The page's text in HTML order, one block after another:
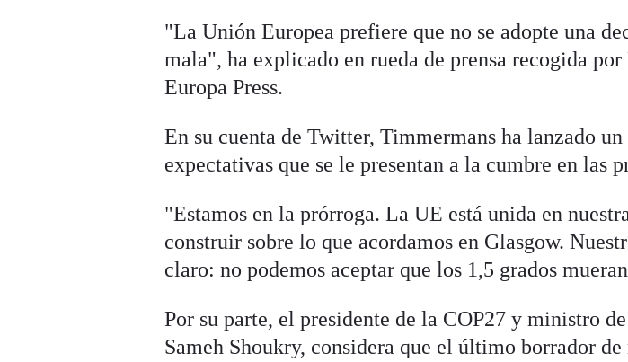
"La Unión Europea prefiere que no se adopte una
mala", ha explicado en rueda de prensa recogida
Europa Press.
En su cuenta de Twitter, Timmermans ha lanzado
expectativas que se le presentan a la cumbre en las
"Estamos en la prórroga. La UE está unida en
construir sobre lo que acordamos en Glasgow.
claro: no podemos aceptar que los 1,5 grados
Por su parte, el presidente de la COP27 y ministro
Sameh Shoukry, considera que el último borrador